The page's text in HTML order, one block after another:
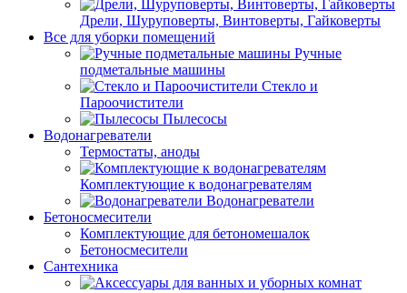
Дрели, Шуруповерты, Винтоверты, Гайковерты
Все для уборки помещений
Ручные
подметальные машины
Стекло и
Пароочистители
Пылесосы
Водонагреватели
Термостаты, аноды
Комплектующие к водонагревателям
Водонагреватели
Бетоносмесители
Комплектующие для бетономешалок
Бетоносмесители
Сантехника